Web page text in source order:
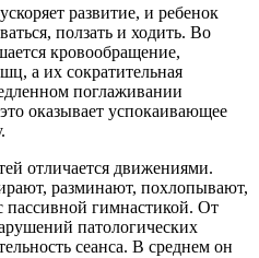
развитие, и ребенок
ползать и ходить. Во
кровообращение,
а их сократительная
поглаживании
оказывает успокаивающее
отличается движениями.
разминают, похлопывают,
пассивной гимнастикой. От
патологических
сеанса. В среднем он